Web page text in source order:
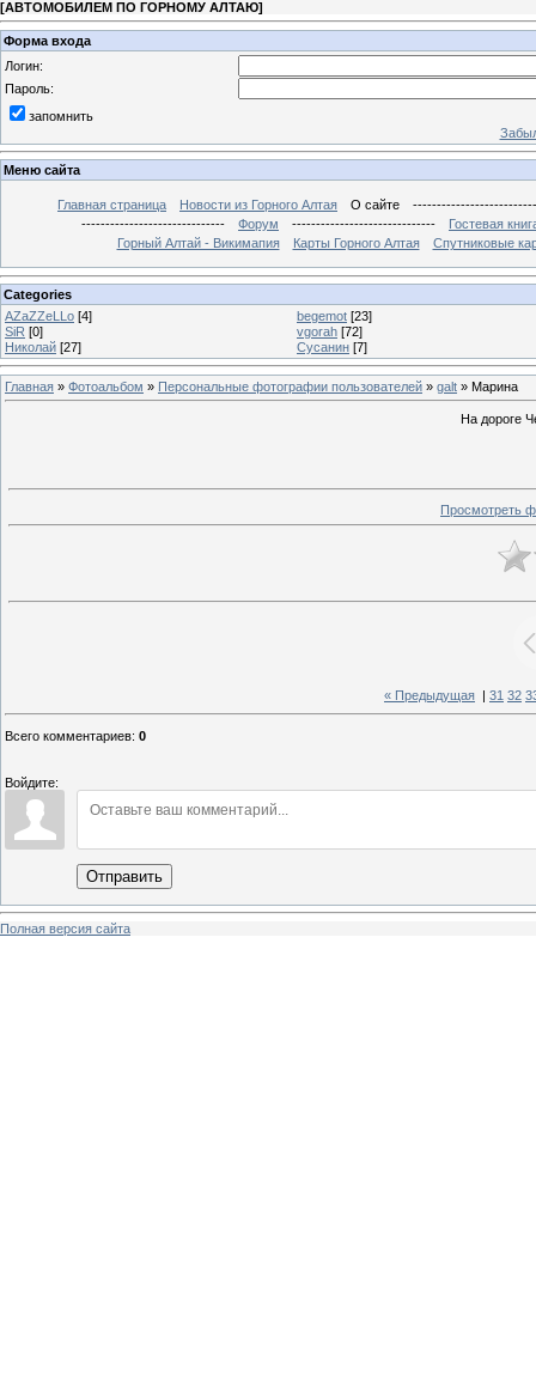
[АВТОМОБИЛЕМ ПО ГОРНОМУ АЛТАЮ]
Форма входа
Логин:
Пароль:
запомнить
Меню сайта
Главная страница Новости из Горного Алтая О сайте
------------------------------
Форум ------------------------------
Гостевая
Горный Алтай - Викимапия
Карты Горного Алтая Спутниковые
Categories
AZaZZeLLo [4] begemot [23]
SiR [0] vgorah [72]
Николай [27] Сусанин [7]
Главная » Фотоальбом » Персональные фотографии пользователей » galt » Марина
На дороге
Просмотреть
« Предыдущая 31 32
Всего комментариев: 0
Войдите:
Отправить
Полная версия сайта